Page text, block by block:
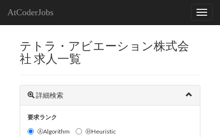
AtCoderJobs
テトラ・アビエーション株式会
社 求人一覧
詳細検索
要求ランク
ⒶAlgorithm
ⒽHeuristic